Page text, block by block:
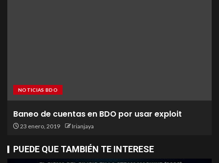
NOTICIAS BDO
Baneo de cuentas en BDO por usar exploit
23 enero, 2019 Irianjaya
PUEDE QUE TAMBIÉN TE INTERESE